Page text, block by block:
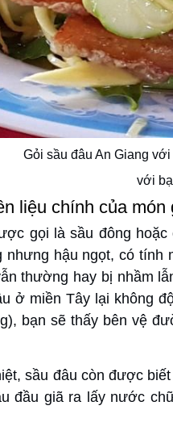
Gỏi sầu đâu An Giang
với
liệu chính của món
gọi là sầu đông
nhưng hậu ngọt, có
thường hay bị nhầm
ở miền Tây lại không
bạn sẽ thấy bên vệ
sầu đâu còn được
đầu giã ra lấy nước